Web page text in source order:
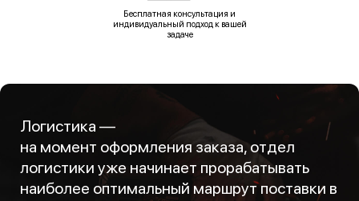
Бесплатная консультация и
индивидуальный подход к вашей
задаче
Логистика —
на момент оформления заказа, отдел
логистики уже начинает прорабатывать
наиболее оптимальный маршрут поставки в